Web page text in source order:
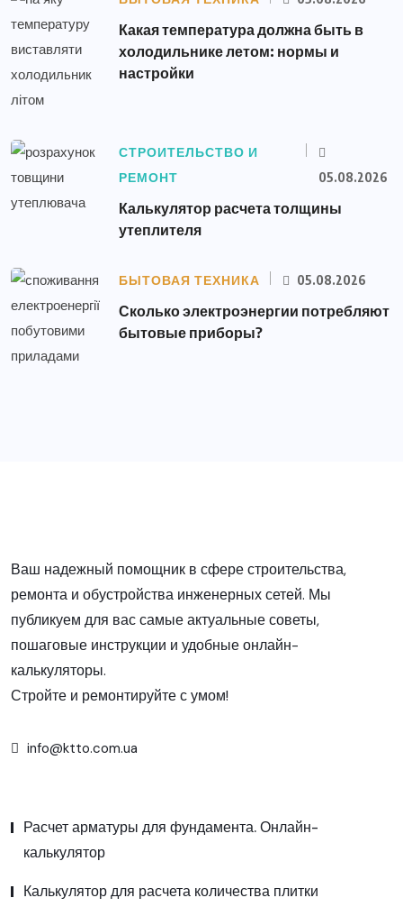
Какая температура должна быть в
холодильнике летом: нормы и
настройки
СТРОИТЕЛЬСТВО И
РЕМОНТ
05.08.2026
Калькулятор расчета толщины
утеплителя
БЫТОВАЯ ТЕХНИКА 05.08.2026
Сколько электроэнергии потребляют
бытовые приборы?
Ваш надежный помощник в сфере строительства,
ремонта и обустройства инженерных сетей. Мы
публикуем для вас самые актуальные советы,
пошаговые инструкции и удобные онлайн-
калькуляторы.
Стройте и ремонтируйте с умом!
info@ktto.com.ua
Расчет арматуры для фундамента. Онлайн-
калькулятор
Калькулятор для расчета количества плитки